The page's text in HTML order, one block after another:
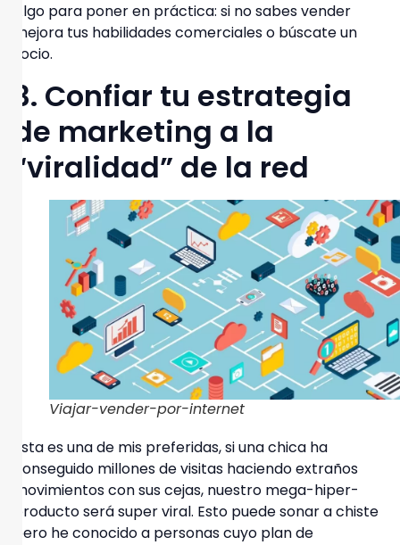
Algo para poner en práctica: si no sabes vender
mejora tus habilidades comerciales o búscate un
socio.
3. Confiar tu estrategia
de marketing a la
“viralidad” de la red
Viajar-vender-por-internet
Ésta es una de mis preferidas, si una chica ha
conseguido millones de visitas haciendo extraños
movimientos con sus cejas, nuestro mega-hiper-
producto será super viral. Esto puede sonar a chiste
pero he conocido a personas cuyo plan de